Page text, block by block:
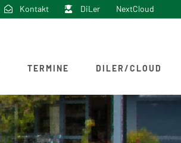
Kontakt DiLer NextCloud
TERMINE DILER/CLOUD